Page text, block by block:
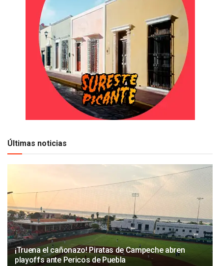
Últimas noticias
¡Truena el cañonazo! Piratas de Campeche abren
playoffs ante Pericos de Puebla